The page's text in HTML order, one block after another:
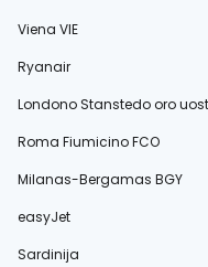
Viena VIE
Ryanair
Londono Stanstedo oro
Roma Fiumicino FCO
Milanas-Bergamas BGY
easyJet
Sardinija